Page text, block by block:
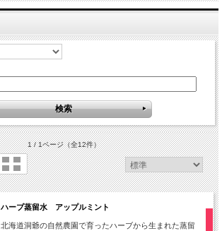
1 / 1ページ（全12件）
ハーブ蒸留水 アップルミント
北海道洞爺の自然農園で育ったハーブから生まれた蒸留